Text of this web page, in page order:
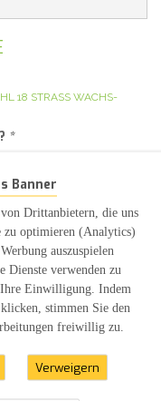
18 STRASS WACHS-
*
Banner
Drittanbietern, die uns
zu optimieren (Analytics)
auszuspielen
Dienste verwenden zu
Einwilligung. Indem
stimmen Sie den
freiwillig zu.
Verweigern